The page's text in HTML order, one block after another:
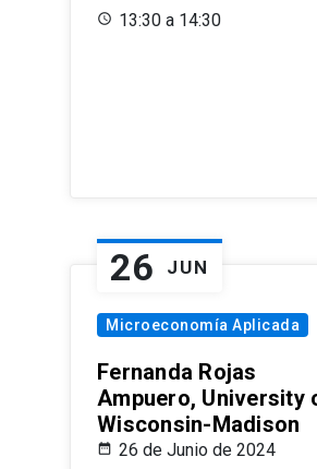
13:30 a 14:30
26 JUN
Microeconomía Aplicada
Fernanda Rojas
Ampuero, University
Wisconsin-Madison
26 de Junio de 2024